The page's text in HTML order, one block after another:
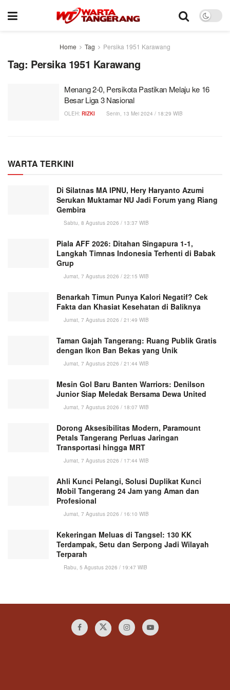
Home Tag Persika 1951 Karawang
Tag: Persika 1951 Karawang
Menang 2-0, Persikota Pastikan Melaju ke 16
Besar Liga 3 Nasional
OLEH: RIZKI Senin, 13 Mei 2024 / 18:29 WIB
WARTA TERKINI
Di Silatnas MA IPNU, Hery Haryanto Azumi
Serukan Muktamar NU Jadi Forum yang Riang
Gembira
Sabtu, 8 Agustus 2026 / 13:37 WIB
Piala AFF 2026: Ditahan Singapura 1-1,
Langkah Timnas Indonesia Terhenti di Babak
Grup
Jumat, 7 Agustus 2026 / 22:15 WIB
Benarkah Timun Punya Kalori Negatif? Cek
Fakta dan Khasiat Kesehatan di Baliknya
Jumat, 7 Agustus 2026 / 21:49 WIB
Taman Gajah Tangerang: Ruang Publik Gratis
dengan Ikon Ban Bekas yang Unik
Jumat, 7 Agustus 2026 / 21:44 WIB
Mesin Gol Baru Banten Warriors: Denilson
Junior Siap Meledak Bersama Dewa United
Jumat, 7 Agustus 2026 / 18:07 WIB
Dorong Aksesibilitas Modern, Paramount
Petals Tangerang Perluas Jaringan
Transportasi hingga MRT
Jumat, 7 Agustus 2026 / 17:44 WIB
Ahli Kunci Pelangi, Solusi Duplikat Kunci
Mobil Tangerang 24 Jam yang Aman dan
Profesional
Jumat, 7 Agustus 2026 / 16:10 WIB
Kekeringan Meluas di Tangsel: 130 KK
Terdampak, Setu dan Serpong Jadi Wilayah
Terparah
Rabu, 5 Agustus 2026 / 19:47 WIB